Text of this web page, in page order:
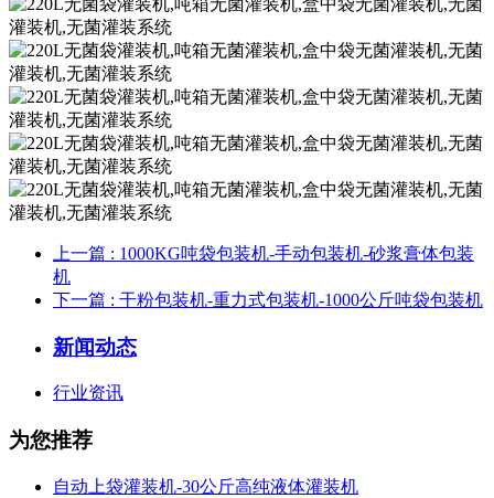
上一篇 : 1000KG吨袋包装机-手动包装机-砂浆膏体包装
机
下一篇 : 干粉包装机-重力式包装机-1000公斤吨袋包装机
新闻动态
行业资讯
为您推荐
自动上袋灌装机-30公斤高纯液体灌装机